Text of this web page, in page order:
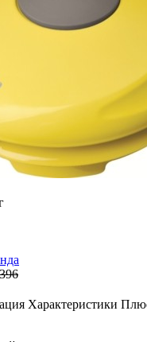
Характеристики